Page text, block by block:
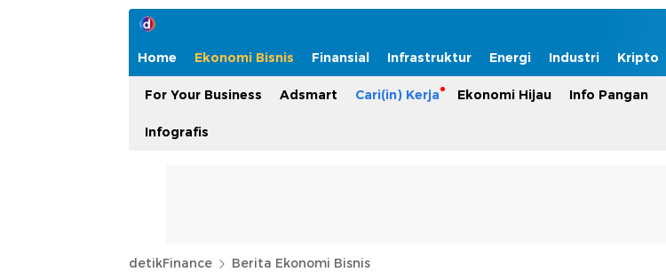
Home Ekonomi Bisnis Finansial Infrastruktur Energi Industri Kripto
For Your Business Adsmart Cari(in) Kerja Ekonomi Hijau Info Pangan
Infografis
detikFinance Berita Ekonomi Bisnis